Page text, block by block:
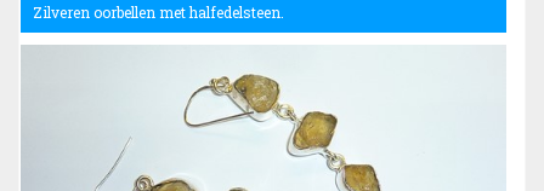
Zilveren oorbellen met halfedelsteen.